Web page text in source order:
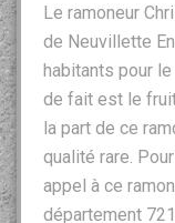
Le ramoneur
de Neuvillette
habitants pour
de fait est le
la part de ce
qualité rare.
appel à ce
département